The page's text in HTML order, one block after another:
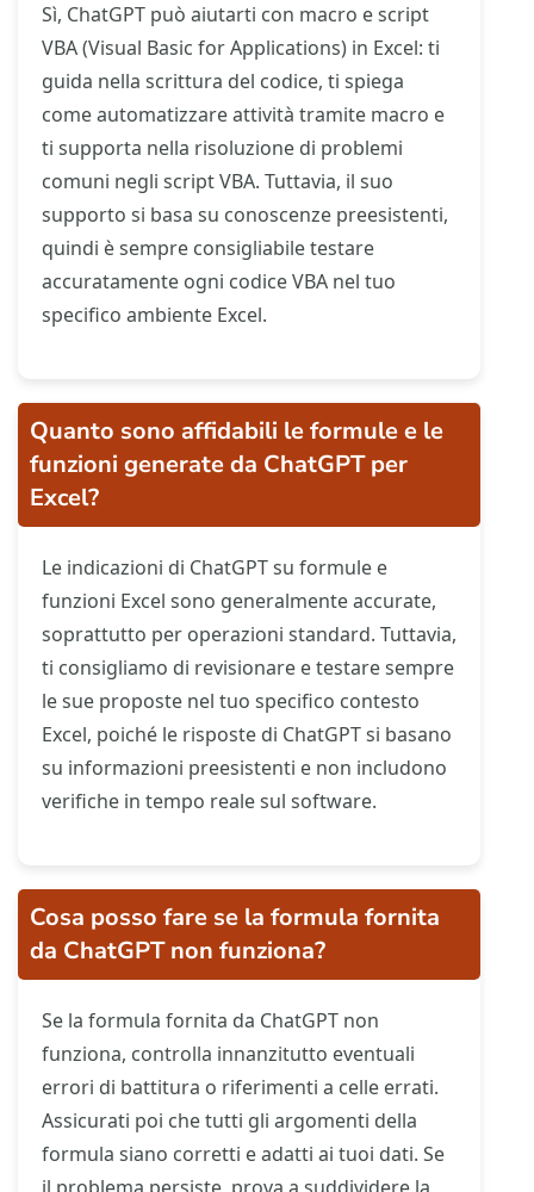
Sì, ChatGPT può aiutarti con macro e script
VBA (Visual Basic for Applications) in Excel: ti
guida nella scrittura del codice, ti spiega
come automatizzare attività tramite macro e
ti supporta nella risoluzione di problemi
comuni negli script VBA. Tuttavia, il suo
supporto si basa su conoscenze preesistenti,
quindi è sempre consigliabile testare
accuratamente ogni codice VBA nel tuo
specifico ambiente Excel.
Quanto sono affidabili le formule e le
funzioni generate da ChatGPT per
Excel?
Le indicazioni di ChatGPT su formule e
funzioni Excel sono generalmente accurate,
soprattutto per operazioni standard. Tuttavia,
ti consigliamo di revisionare e testare sempre
le sue proposte nel tuo specifico contesto
Excel, poiché le risposte di ChatGPT si basano
su informazioni preesistenti e non includono
verifiche in tempo reale sul software.
Cosa posso fare se la formula fornita
da ChatGPT non funziona?
Se la formula fornita da ChatGPT non
funziona, controlla innanzitutto eventuali
errori di battitura o riferimenti a celle errati.
Assicurati poi che tutti gli argomenti della
formula siano corretti e adatti ai tuoi dati. Se